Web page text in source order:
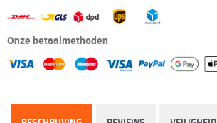
Onze betaalmethoden